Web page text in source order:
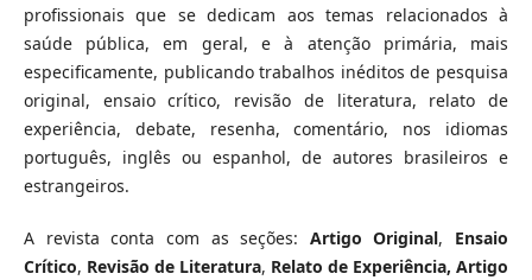
profissionais que se dedicam aos temas relacionados à
saúde pública, em geral, e à atenção primária, mais
especificamente, publicando trabalhos inéditos de pesquisa
original, ensaio crítico, revisão de literatura, relato de
experiência, debate, resenha, comentário, nos idiomas
português, inglês ou espanhol, de autores brasileiros e
estrangeiros.
A revista conta com as seções: Artigo Original, Ensaio
Crítico, Revisão de Literatura, Relato de Experiência, Artigo